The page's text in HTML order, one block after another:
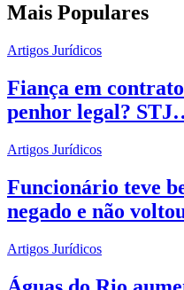
Mais Populares
Artigos Jurídicos
Fiança em
penhor legal?
Artigos Jurídicos
Funcionário teve
negado e não
Artigos Jurídicos